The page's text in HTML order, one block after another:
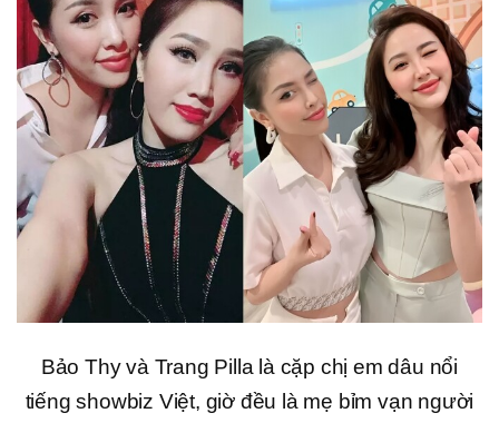
Bảo Thy và Trang Pilla là cặp chị em dâu nổi
tiếng showbiz Việt, giờ đều là mẹ bỉm vạn người